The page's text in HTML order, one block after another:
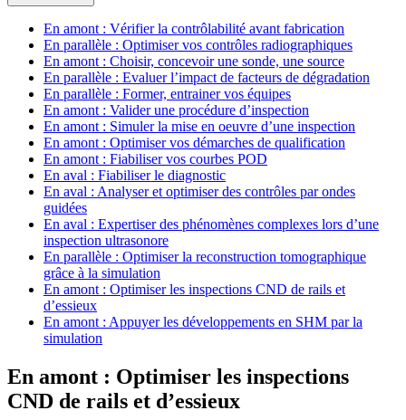
En amont : Vérifier la contrôlabilité avant fabrication
En parallèle : Optimiser vos contrôles radiographiques
En amont : Choisir, concevoir une sonde, une source
En parallèle : Evaluer l’impact de facteurs de dégradation
En parallèle : Former, entrainer vos équipes
En amont : Valider une procédure d’inspection
En amont : Simuler la mise en oeuvre d’une inspection
En amont : Optimiser vos démarches de qualification
En amont : Fiabiliser vos courbes POD
En aval : Fiabiliser le diagnostic
En aval : Analyser et optimiser des contrôles par ondes
guidées
En aval : Expertiser des phénomènes complexes lors d’une
inspection ultrasonore
En parallèle : Optimiser la reconstruction tomographique
grâce à la simulation
En amont : Optimiser les inspections CND de rails et
d’essieux
En amont : Appuyer les développements en SHM par la
simulation
En amont : Optimiser les inspections
CND de rails et d’essieux